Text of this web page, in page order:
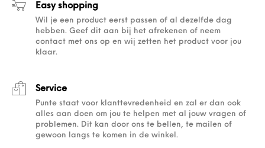
Easy shopping
Wil je een product eerst passen of al dezelfde dag
hebben. Geef dit aan bij het afrekenen of neem
contact met ons op en wij zetten het product voor jou
klaar.
Service
Punte staat voor klanttevredenheid en zal er dan ook
alles aan doen om jou te helpen met al jouw vragen of
problemen. Dit kan door ons te bellen, te mailen of
gewoon langs te komen in de winkel.